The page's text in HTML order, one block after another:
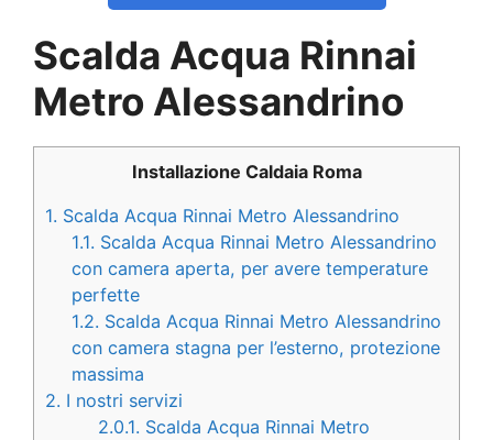
Scalda Acqua Rinnai
Metro Alessandrino
Installazione Caldaia Roma
1. Scalda Acqua Rinnai Metro Alessandrino
1.1. Scalda Acqua Rinnai Metro Alessandrino
con camera aperta, per avere temperature
perfette
1.2. Scalda Acqua Rinnai Metro Alessandrino
con camera stagna per l’esterno, protezione
massima
2. I nostri servizi
2.0.1. Scalda Acqua Rinnai Metro